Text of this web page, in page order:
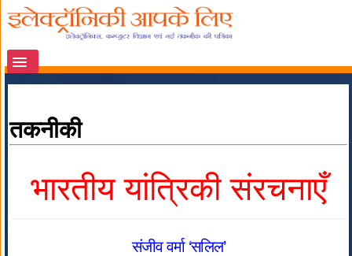
तकनीकी
भारतीय यांत्रिकी संरचनाएँ
संजीव वर्मा ‘सलिल’